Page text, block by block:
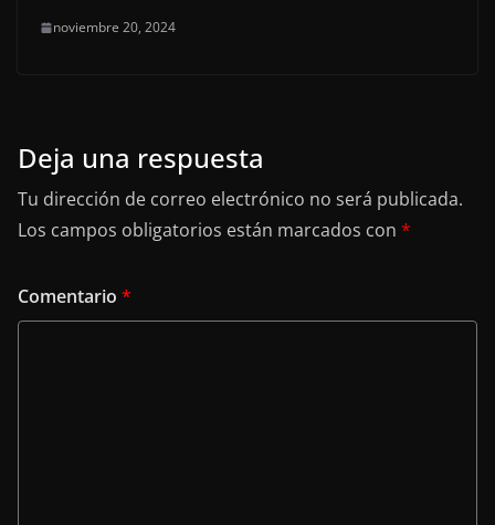
noviembre 20, 2024
Deja una respuesta
Tu dirección de correo electrónico no será publicada.
Los campos obligatorios están marcados con *
Comentario *